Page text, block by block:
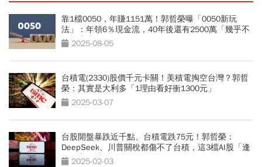
靠1檔0050，年賺1151萬！郭哲榮曝「0050新玩
法」：年領6％現金流，40年後還有2500萬「幾乎不
可能賣光」
2025-08-05
台積電(2330)股價千元卡關！美積電掏空台灣？郭哲
榮：其實是大利多「1理由看好衝1300元」
2025-03-07
台股開盤暴跌近千點、台積電跌75元！郭哲榮：
DeepSeek、川普關稅都傷不了台積，這3檔AI股「逢
低一定要找買點」
2025-02-03